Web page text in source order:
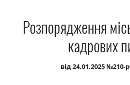
Публічна
Прозорість
Розпорядження
кадрових
від 24.01.2025